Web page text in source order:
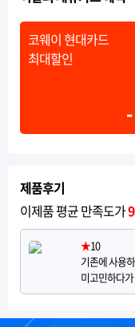
코웨이 현대카드
최대할인
제품후기
이제품 평균 만족도가
★10
기존에 사용
미고민하다